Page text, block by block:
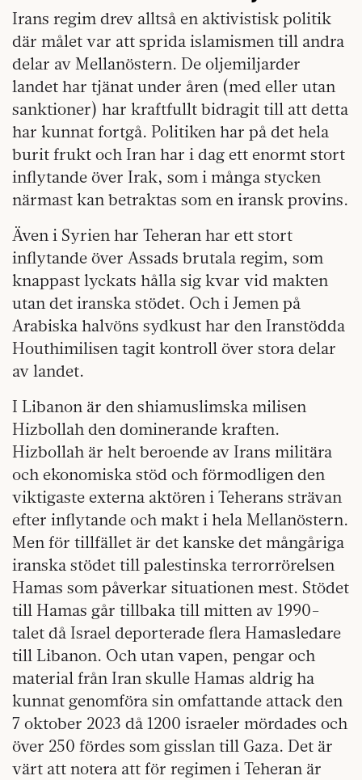
Irans regim drev alltså en aktivistisk politik
där målet var att sprida islamismen till andra
delar av Mellanöstern. De oljemiljarder
landet har tjänat under åren (med eller utan
sanktioner) har kraftfullt bidragit till att detta
har kunnat fortgå. Politiken har på det hela
burit frukt och Iran har i dag ett enormt stort
inflytande över Irak, som i många stycken
närmast kan betraktas som en iransk provins.
Även i Syrien har Teheran har ett stort
inflytande över Assads brutala regim, som
knappast lyckats hålla sig kvar vid makten
utan det iranska stödet. Och i Jemen på
Arabiska halvöns sydkust har den Iranstödda
Houthimilisen tagit kontroll över stora delar
av landet.
I Libanon är den shiamuslimska milisen
Hizbollah den dominerande kraften.
Hizbollah är helt beroende av Irans militära
och ekonomiska stöd och förmodligen den
viktigaste externa aktören i Teherans strävan
efter inflytande och makt i hela Mellanöstern.
Men för tillfället är det kanske det mångåriga
iranska stödet till palestinska terrorrörelsen
Hamas som påverkar situationen mest. Stödet
till Hamas går tillbaka till mitten av 1990-
talet då Israel deporterade flera Hamasledare
till Libanon. Och utan vapen, pengar och
material från Iran skulle Hamas aldrig ha
kunnat genomföra sin omfattande attack den
7 oktober 2023 då 1200 israeler mördades och
över 250 fördes som gisslan till Gaza. Det är
värt att notera att för regimen i Teheran är